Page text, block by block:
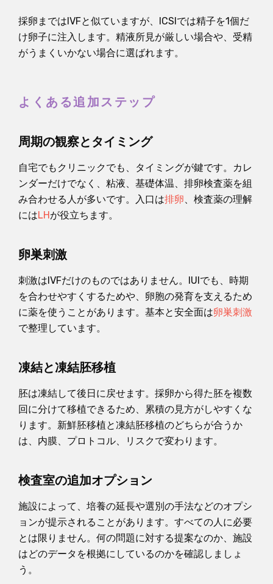
採卵まではIVFと似ていますが、ICSIでは精子を1個だ
け卵子に注入します。精液所見が厳しい場合や、受精
がうまくいかない場合に選ばれます。
よくある追加ステップ
周期の観察とタイミング
自宅でもクリニックでも、タイミングが鍵です。カレ
ンダーだけでなく、粘液、基礎体温、排卵検査薬を組
み合わせる人が多いです。入口は排卵 、検査薬の理解
にはLHが役立ちます。
卵巣刺激
刺激はIVFだけのものではありません。IUIでも、時期
を合わせやすくするためや、卵胞の発育を支えるため
に薬を使うことがあります。基本と安全面は卵巣刺激
で整理しています。
凍結と凍結胚移植
胚は凍結して後日に戻せます。採卵から得た胚を複数
回に分けて移植できるため、累積の見方がしやすくな
ります。新鮮胚移植と凍結胚移植のどちらが合うか
は、内膜、プロトコル、リスクで変わります。
検査室の追加オプション
施設によって、培養の延長や選別の手法などのオプシ
ョンが提示されることがあります。すべての人に必要
とは限りません。何の問題に対する提案なのか、施設
はどのデータを根拠にしているのかを確認しましょ
う。